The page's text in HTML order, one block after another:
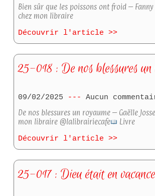
Bien sûr que les poissons ont froid – Fanny
chez mon libraire
Découvrir l'article >>
25-018 : De nos blessures un
09/02/2025
Aucun
De nos blessures un royaume – Gaëlle Josse
mon libraire @lalibrairiecafe
Livre
Découvrir l'article >>
25-017 : Dieu était en